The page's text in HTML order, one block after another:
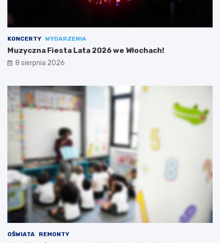
KONCERTY WYDARZENIA
Muzyczna Fiesta Lata 2026 we Włochach!
8 sierpnia 2026
OŚWIATA REMONTY